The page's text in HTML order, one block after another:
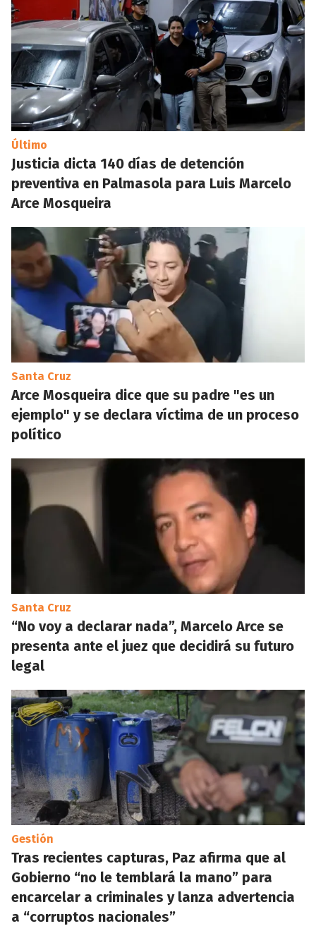
Último
Justicia dicta 140 días de detención
preventiva en Palmasola para Luis Marcelo
Arce Mosqueira
Santa Cruz
Arce Mosqueira dice que su padre "es un
ejemplo" y se declara víctima de un proceso
político
Santa Cruz
“No voy a declarar nada”, Marcelo Arce se
presenta ante el juez que decidirá su futuro
legal
Gestión
Tras recientes capturas, Paz afirma que al
Gobierno “no le temblará la mano” para
encarcelar a criminales y lanza advertencia
a “corruptos nacionales”